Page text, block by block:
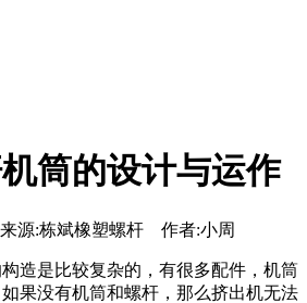
筒的设计与运作
源:栋斌橡塑螺杆 作者:小周
是比较复杂的，有很多配件，机筒
果没有机筒和螺杆，那么挤出机无法